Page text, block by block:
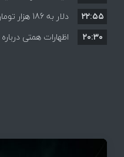
دلار به
احتمالی هرمز چه
۲۲:۵۵
۲۰:۳۰